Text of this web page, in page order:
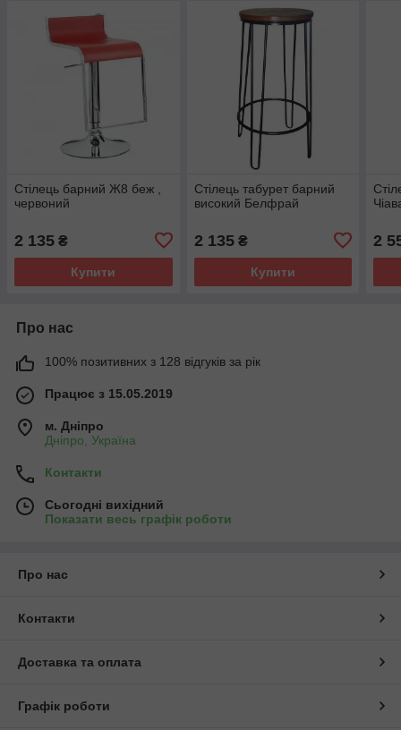
Стілець барний Ж8 беж ,
червоний
2 135 ₴
Купити
Стілець табурет барний
високий Белфрай
2 135₴
Купити
2
Про нас
100% позитивних з 128 відгуків за рік
Працює з 15.05.2019
м. Дніпро
Дніпро, Україна
Контакти
Сьогодні вихідний
Показати весь графік роботи
Про нас
Контакти
Доставка та оплата
Графік роботи